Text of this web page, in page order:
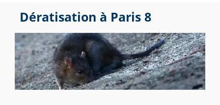
Dératisation à Paris 8